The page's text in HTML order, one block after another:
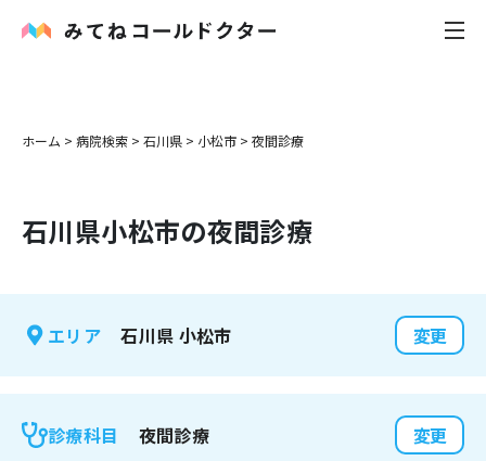
内科
花粉症
感染症
ホーム > 病院検索 > 石川県 > 小松市 > 夜間診療
石川県小松市の夜間診療
エリア 石川県 小松市 変更
診療科目 夜間診療 変更